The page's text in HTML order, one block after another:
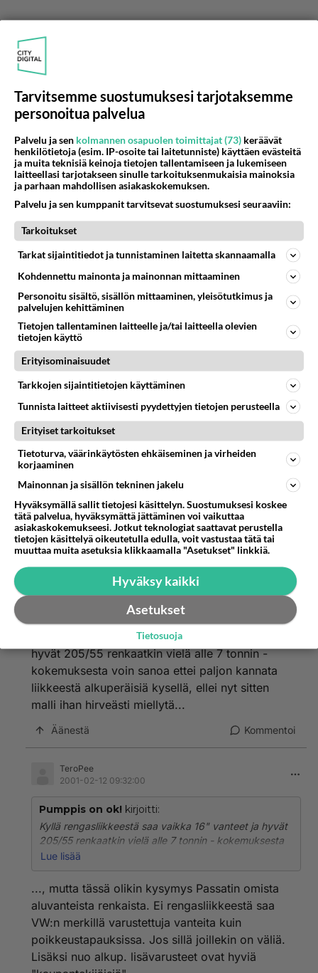
TeroPee
2001-02-06 09:41:00
S60kirjoitti:
Maksaako 15 tuuman aluvanteet Passattiin todellakin
tyhmä että ostaa niitä?
Maksaa ne! Käy vaikka "Rakentamassa auto"
osoitteessa www.volkswagen.fi
Äänestä Kommentoi
Pumppis on ok!
2001-02-11 23:53:00
TeroPeekirjoitti:
Maksaa ne! Käy vaikka "Rakentamassa auto"
osoitteessa www.volkswagen.fi
Kyllä rengasliikkeestä saa vaikka 16" vanteet ja
hyvät 205/55 renkaatkin vielä alle 7 tonnin -
kokemuksesta voin sanoa ettei paljon kannata
liikkeestä alkuperäisiä kysellä, ellei nyt sitten
malli ihan hirveästi miellytä...
Äänestä Kommentoi
TeroPee
2001-02-12 09:32:00
Pumppis on ok! kirjoitti:
Kyllä rengasliikkeestä saa vaikka 16" vanteet ja hyvät
205/55 renkaatkin vielä alle 7 tonnin - kokemuksesta
voin sanoa ettei paljon kannata liikkeestä alkuperäisiä
Lue lisää
..., mutta tässä olikin kysymys Passatin omista
aluvanteista renkaista. Ei rengasliikkeestä saa
VW:n merkillä varustettuja vanteita kuin
poikkeustapauksissa. Jos sillä joillekin on väliä.
Lisäksi nuo alkup. lisävarusteet ovat hyviä
Tarvitsemme suostumuksesi tarjotaksemme
personoitua palvelua
Palvelu ja sen kolmannen osapuolen toimittajat (73) keräävät
henkilötietoja (esim. IP-osoite tai laitetunniste) käyttäen evästeitä
ja muita teknisiä keinoja tietojen tallentamiseen ja lukemiseen
laitteellasi tarjotakseen sinulle tarkoituksenmukaisia mainoksia
ja parhaan mahdollisen asiakaskokemuksen.
Palvelu ja sen kumppanit tarvitsevat suostumuksesi seuraaviin:
Tarkoitukset
Tarkat sijaintitiedot ja tunnistaminen laitetta skannaamalla
Kohdennettu mainonta ja mainonnan mittaaminen
Personoitu sisältö, sisällön mittaaminen, yleisötutkimus ja
palvelujen kehittäminen
Tietojen tallentaminen laitteelle ja/tai laitteella olevien
tietojen käyttö
Erityisominaisuudet
Tarkkojen sijaintitietojen käyttäminen
Tunnista laitteet aktiivisesti pyydettyjen tietojen perusteella
Erityiset tarkoitukset
Tietoturva, väärinkäytösten ehkäiseminen ja virheiden
korjaaminen
Mainonnan ja sisällön tekninen jakelu
Hyväksymällä sallit tietojesi käsittelyn. Suostumuksesi koskee
tätä palvelua, hyväksymättä jättäminen voi vaikuttaa
asiakaskokemukseesi. Jotkut teknologiat saattavat perustella
tietojen käsittelyä oikeutetulla edulla, voit vastustaa tätä tai
muuttaa muita asetuksia klikkaamalla "Asetukset" linkkiä.
Hyväksy kaikki
Asetukset
Tietosuoja